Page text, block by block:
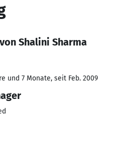
Shalini Sharma
und 7 Monate, seit Feb. 2009